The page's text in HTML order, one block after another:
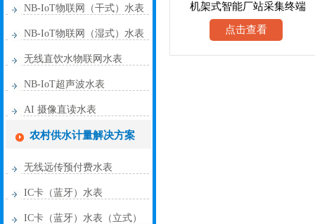
NB-IoT物联网（干式）水表
NB-IoT物联网（湿式）水表
无线直饮水物联网水表
NB-IoT超声波水表
AI 摄像直读水表
农村供水计量解决方案
无线远传预付费水表
IC卡（蓝牙）水表
IC卡（蓝牙）水表（立式）
机架式智能厂站采集终端
点击查看